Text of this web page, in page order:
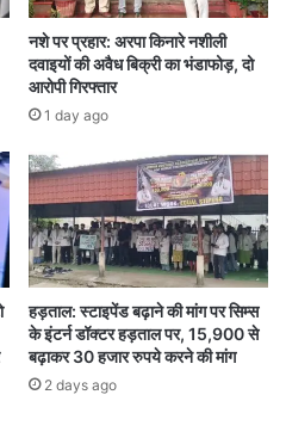
ने की अपील
कई पेट्रोल पंपों पर लोगों
कार और अन्य वाहनों की
व्यवस्था बनाए रखने के लिए
है। जिला प्रशासन ने
वे अनावश्यक खरीदारी और
कहना है कि संबंधित कंपनी के
समन्वय किया जा रहा है और
नशे पर प्रहार: अरपा किनारे नशीली
दवाइयों की अवैध बिक्री का भंडाफोड़, दो
आरोपी गिरफ्तार
1 day ago
हड़ताल: स्टाइपेंड बढ़ाने की मांग पर सिम्स
के इंटर्न डॉक्टर हड़ताल पर, 15,900 से
बढ़ाकर 30 हजार रुपये करने की मांग
2 days ago